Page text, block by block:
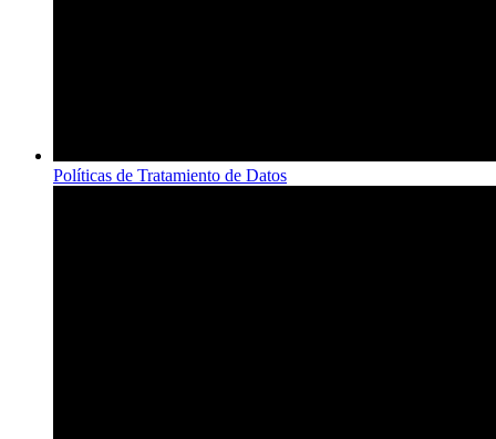
Políticas de Tratamiento de Datos